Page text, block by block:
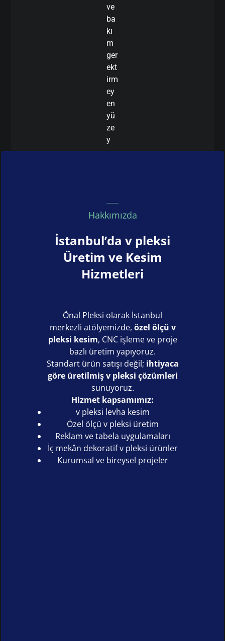
ve
ba
kı
m
ger
ekt
irm
ey
en
yü
ze
y
Hakkımızda
İstanbul’da v pleksi
Üretim ve Kesim
Hizmetleri
Önal Pleksi olarak İstanbul
merkezli atölyemizde, özel ölçü v
pleksi kesim, CNC işleme ve proje
bazlı üretim yapıyoruz.
Standart ürün satışı değil; ihtiyaca
göre üretilmiş v pleksi çözümleri
sunuyoruz.
Hizmet kapsamımız:
v pleksi levha kesim
Özel ölçü v pleksi üretim
Reklam ve tabela uygulamaları
İç mekân dekoratif v pleksi ürünler
Kurumsal ve bireysel projeler